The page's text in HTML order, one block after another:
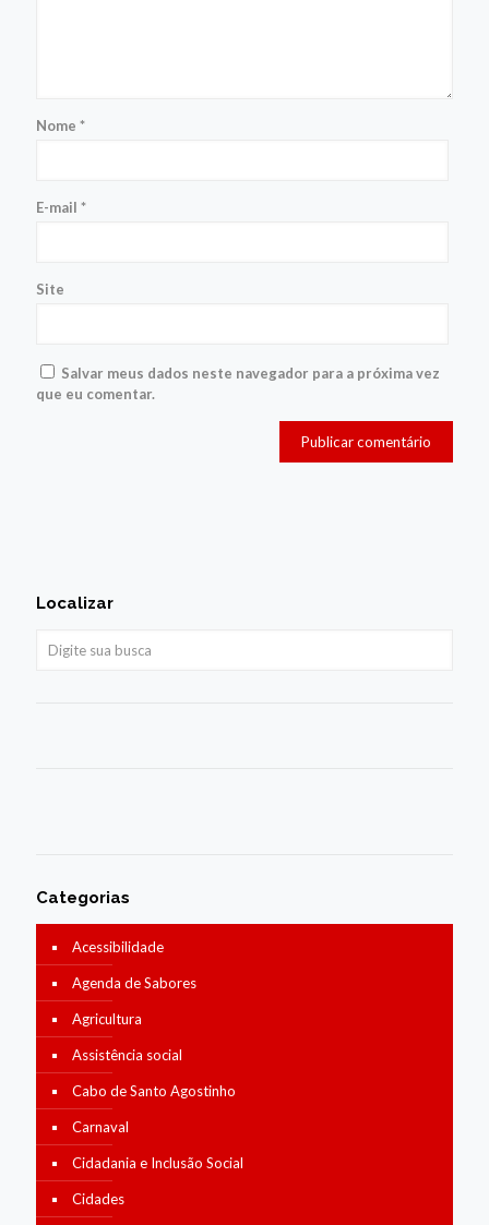
Nome *
E-mail *
Site
Salvar meus dados neste navegador para a próxima vez
que eu comentar.
Localizar
Categorias
Acessibilidade
Agenda de Sabores
Agricultura
Assistência social
Cabo de Santo Agostinho
Carnaval
Cidadania e Inclusão Social
Cidades